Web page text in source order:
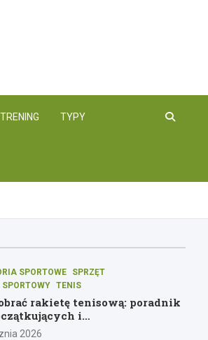
TRENING TYPY
SPORTOWE
SPRZĘT
SPORTOWY TENIS
rakietę tenisową: poradnik
i
graczy
2026